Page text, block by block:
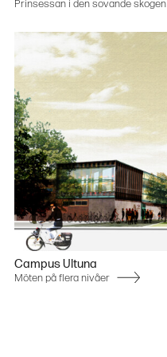
Prinsessan i den sovande skogen
Campus Ultuna
Möten på flera nivåer